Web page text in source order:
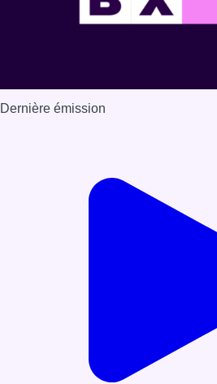
Dernière émission